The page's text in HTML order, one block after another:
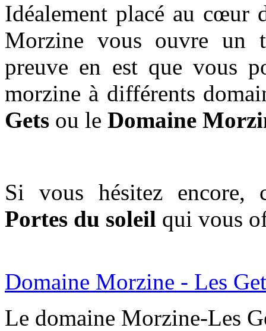
Idéalement placé au cœur
Morzine vous ouvre un
preuve en est que vous
morzine à différents
Gets ou le Domaine
Si vous hésitez
Portes du soleil qui vous
Domaine Morzine - Les
Le domaine Morzine-Les